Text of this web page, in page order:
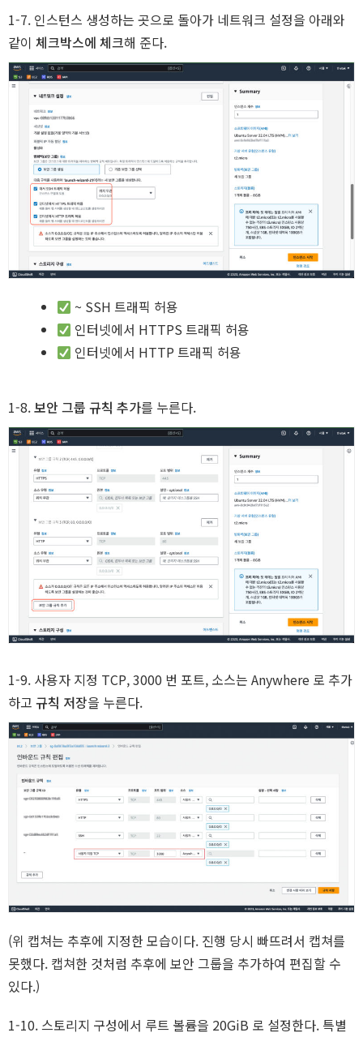
1-7. 인스턴스 생성하는 곳으로 돌아가 네트워크 설정을 아래와
같이 체크박스에 체크해 준다.
~ SSH 트래픽 허용
인터넷에서 HTTPS 트래픽 허용
인터넷에서 HTTP 트래픽 허용
1-8.보안 그룹 규칙 추가를 누른다.
1-9. 사용자 지정 TCP, 3000 번 포트, 소스는 Anywhere 로 추가
하고 규칙 저장을 누른다.
(위 캡쳐는 추후에 지정한 모습이다. 진행 당시 빠뜨려서 캡쳐를
못했다. 캡쳐한 것처럼 추후에 보안 그룹을 추가하여 편집할 수
있다.)
1-10. 스토리지 구성에서 루트 볼륨을 20GiB 로 설정한다. 특별